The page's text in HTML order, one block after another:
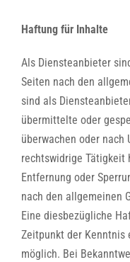
Haftung für Inhalte
Als Diensteanbieter
Seiten nach den
sind als
übermittelte oder
überwachen oder nach
rechtswidrige Tätigkeit
Entfernung oder
nach den allgemeinen
Eine diesbezügliche
Zeitpunkt der Kenntnis
möglich. Bei